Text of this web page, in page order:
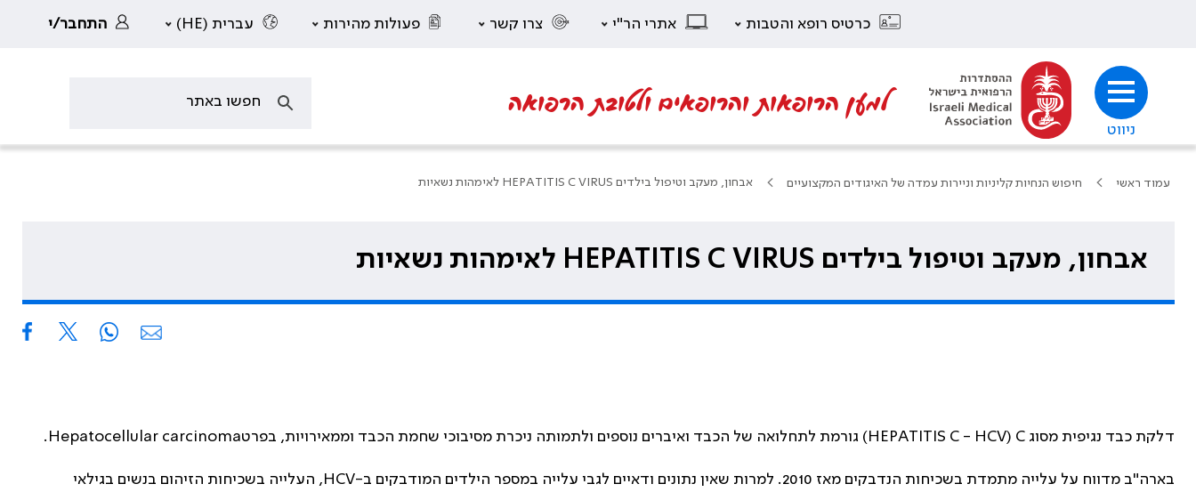
כרטיס רופא והטבות אתרי הר"י צרו קשר פעולות מהירות עברית (HE) התחבר/י
ניווט
למען הרופאות והרופאים ולטובת הרפואה
עמוד ראשי חיפוש הנחיות קליניות וניירות עמדה של האיגודים המקצועיים אבחון, מעקב וטיפול בילדים HEPATITIS C VIRUS לאימהות נשאיות
אבחון, מעקב וטיפול בילדים HEPATITIS C VIRUS לאימהות נשאיות
‫דלקת כבד נגיפית מסוג HEPATITIS C - HCV) C) גורמת לתחלואה של הכבד ואיברים נוספים ולתמותה ניכרת מסיבוכי שחמת הכבד וממאירויות, בפרטHepatocellular carcinoma.
‫בארה"ב מדווח על עלייה מתמדת בשכיחות הנדבקים מאז 2010. למרות שאין נתונים ודאיים לגבי עלייה במספר הילדים המודבקים ב-HCV, העלייה בשכיחות הזיהום בנשים בגילאי